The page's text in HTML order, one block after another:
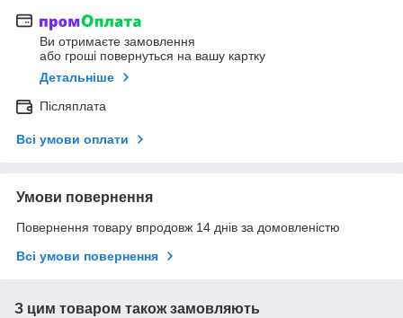
Ви отримаєте замовлення
або гроші повернуться на вашу картку
Детальніше
Післяплата
Всі умови оплати
Умови повернення
Повернення товару впродовж 14 днів за домовленістю
Всі умови повернення
З цим товаром також замовляють